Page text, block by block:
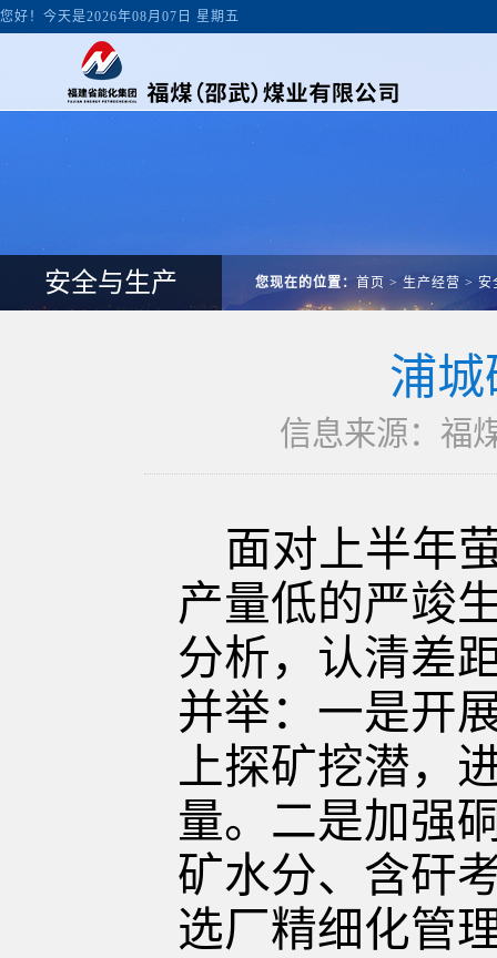
您好！今天是2026年08月07日 星期五
安全与生产 您现在的位置： 首页 > 生产经营 > 安
浦
信息来源：福
面对上半年
产量低的严竣
分析，认清差
并举：一是开
上探矿挖潜，
量。 二是加强
矿水分、含矸
选厂精细化管